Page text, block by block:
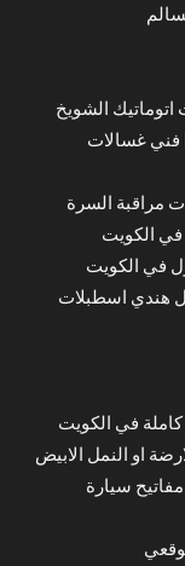
الشويخ
صيانة غسالة ملابس النهضة kuwait repair فني غسالات
مراقبة السرة
في الكويت
في الكويت
هندي اسطبلات
في الكويت
او النمل الابيض
سيارة